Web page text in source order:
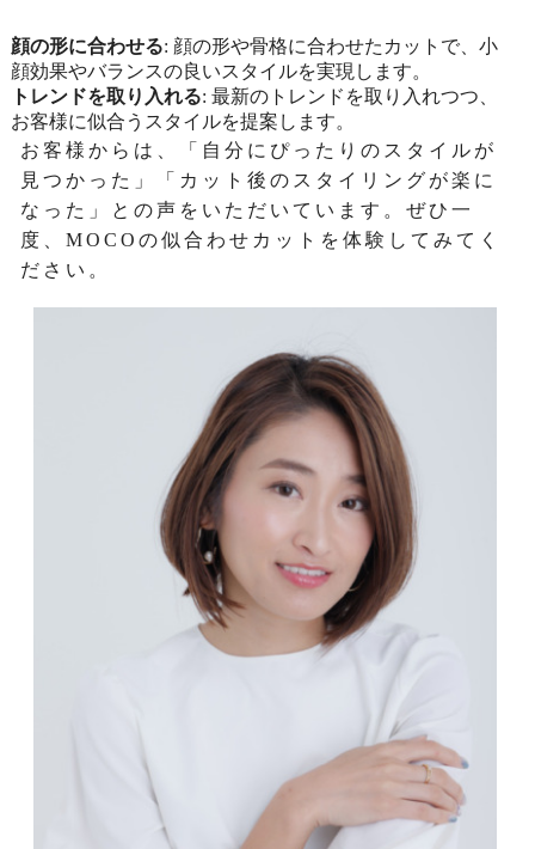
顔の形に合わせる: 顔の形や骨格に合わせたカットで、小
顔効果やバランスの良いスタイルを実現します。
トレンドを取り入れる: 最新のトレンドを取り入れつつ、
お客様に似合うスタイルを提案します。
お客様からは、「自分にぴったりのスタイルが
見つかった」「カット後のスタイリングが楽に
なった」との声をいただいています。ぜひ一
度、MOCOの似合わせカットを体験してみてく
ださい。